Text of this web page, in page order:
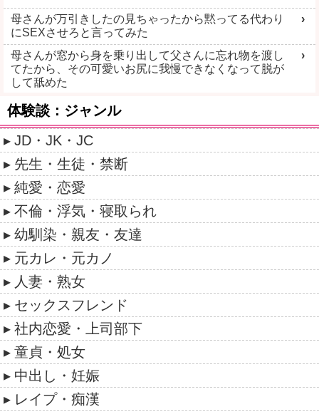
母さんが万引きしたの見ちゃったから黙ってる代わり
にSEXさせろと言ってみた
母さんが窓から身を乗り出して父さんに忘れ物を渡し
てたから、その可愛いお尻に我慢できなくなって脱が
して舐めた
体験談：ジャンル
JD・JK・JC
先生・生徒・禁断
純愛・恋愛
不倫・浮気・寝取られ
幼馴染・親友・友達
元カレ・元カノ
人妻・熟女
セックスフレンド
社内恋愛・上司部下
童貞・処女
中出し・妊娠
レイプ・痴漢